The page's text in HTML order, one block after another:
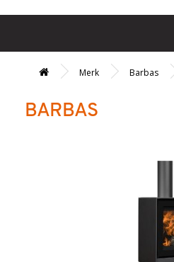
Merk Barbas
BARBAS